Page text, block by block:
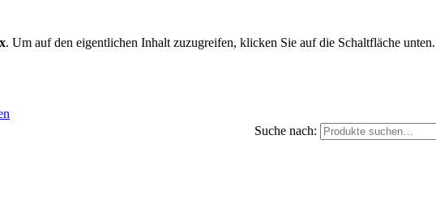
. Um auf den eigentlichen Inhalt zuzugreifen, klicken Sie auf die Schaltfläche
Suche nach: